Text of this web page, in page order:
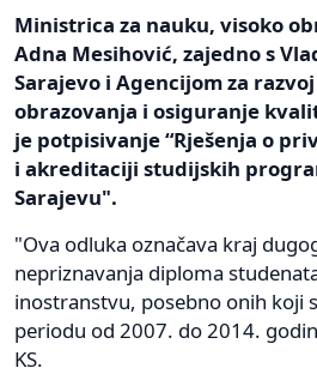
Ministrica za nauku, visoko
Adna Mesihović, zajedno s
Sarajevo i Agencijom za
obrazovanja i osiguranje
je potpisivanje “Rješenja o
i akreditaciji studijskih
Sarajevu".
"Ova odluka označava kraj
nepriznavanja diploma
inostranstvu, posebno onih koji
periodu od 2007. do 2014.
KS.